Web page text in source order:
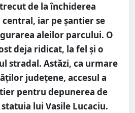
de la închiderea
iar pe șantier se
aleilor parcului. O
deja ridicat, la fel și o
stradal. Astăzi, ca urmare
județene, accesul a
pentru depunerea de
lui Vasile Lucaciu.